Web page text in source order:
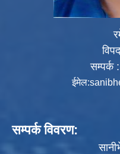
ईमेल:
सम्पर्क विवरण: